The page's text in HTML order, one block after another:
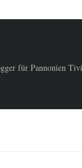
für Pannonien